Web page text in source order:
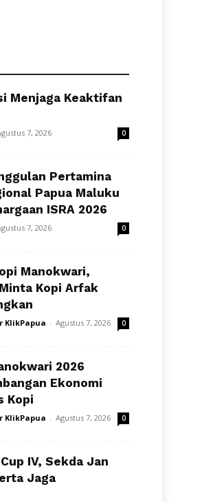
Menjaga Keaktifan
7, 2026 0
Pertamina
Papua Maluku
ISRA 2026
7, 2026 0
Manokwari,
Kopi Arfak
KlikPapua - Agustus 7, 2026 0
2026
Ekonomi
Kopi
KlikPapua - Agustus 7, 2026 0
IV, Sekda Jan
Jaga